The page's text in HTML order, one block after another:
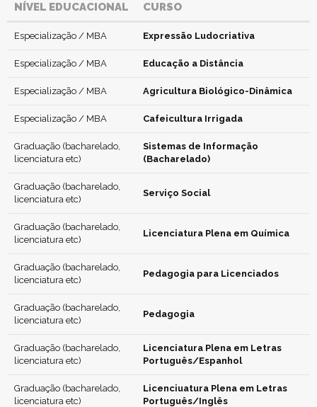
NÍVEL EDUCACIONAL CURSO
Especialização / MBA Expressão Ludocriativa
Especialização / MBA Educação a Distância
Especialização / MBA Agricultura Biológico-Dinâmica
Especialização / MBA Cafeicultura Irrigada
Graduação (bacharelado,
licenciatura etc)
Sistemas de Informação
(Bacharelado)
Graduação (bacharelado,
licenciatura etc)
Serviço Social
Graduação (bacharelado,
licenciatura etc)
Licenciatura Plena em Química
Graduação (bacharelado,
licenciatura etc)
Pedagogia para Licenciados
Graduação (bacharelado,
licenciatura etc)
Pedagogia
Graduação (bacharelado,
licenciatura etc)
Licenciatura Plena em Letras
Português/Espanhol
Graduação (bacharelado,
licenciatura etc)
Licenciuatura Plena em Letras
Português/Inglês